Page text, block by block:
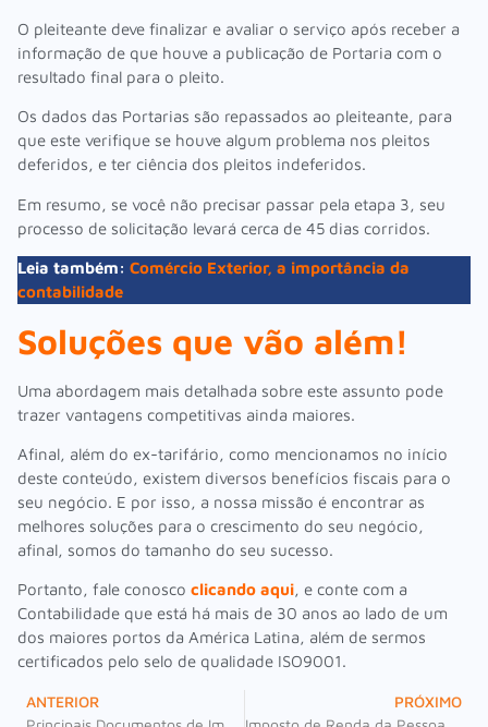
O pleiteante deve finalizar e avaliar o serviço após receber a
informação de que houve a publicação de Portaria com o
resultado final para o pleito.
Os dados das Portarias são repassados ao pleiteante, para
que este verifique se houve algum problema nos pleitos
deferidos, e ter ciência dos pleitos indeferidos.
Em resumo, se você não precisar passar pela etapa 3, seu
processo de solicitação levará cerca de 45 dias corridos.
Leia também: Comércio Exterior, a importância da
contabilidade
Soluções que vão além!
Uma abordagem mais detalhada sobre este assunto pode
trazer vantagens competitivas ainda maiores.
Afinal, além do ex-tarifário, como mencionamos no início
deste conteúdo, existem diversos benefícios fiscais para o
seu negócio. E por isso, a nossa missão é encontrar as
melhores soluções para o crescimento do seu negócio,
afinal, somos do tamanho do seu sucesso.
Portanto, fale conosco clicando aqui, e conte com a
Contabilidade que está há mais de 30 anos ao lado de um
dos maiores portos da América Latina, além de sermos
certificados pelo selo de qualidade ISO9001.
ANTERIOR
PRÓXIMO